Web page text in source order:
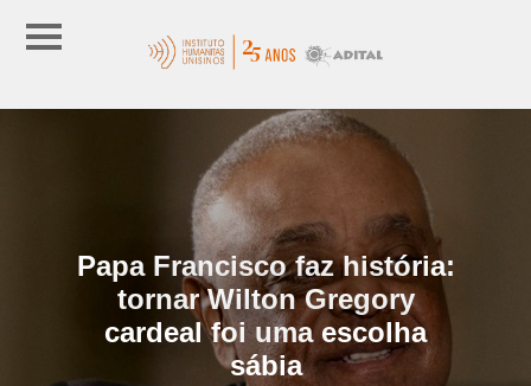
Papa Francisco faz história:
tornar Wilton Gregory
cardeal foi uma escolha
sábia